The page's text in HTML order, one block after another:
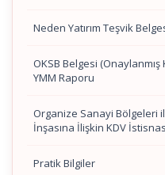
Neden Yatırım Teşvik
OKSB Belgesi
YMM Raporu
Organize Sanayi Bölgeleri
İnşasına İlişkin KDV
Pratik Bilgiler